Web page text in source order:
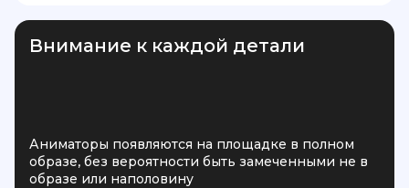
Внимание к каждой детали
Аниматоры появляются на площадке в полном
образе, без вероятности быть замеченными не в
образе или наполовину